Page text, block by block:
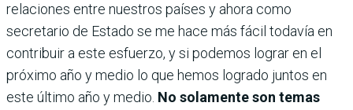
relaciones entre nuestros países y ahora como
secretario de Estado se me hace más fácil todavía en
contribuir a este esfuerzo, y si podemos lograr en el
próximo año y medio lo que hemos logrado juntos en
este último año y medio. No solamente son temas